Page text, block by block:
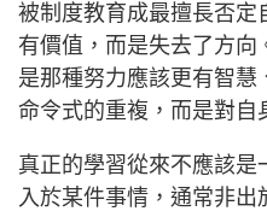
被制度教育成最擅長否定
有價值，而是失去了方向
是那種努力應該更有智慧
命令式的重複，而是對自
真正的學習從來不應該是
入於某件事情，通常非